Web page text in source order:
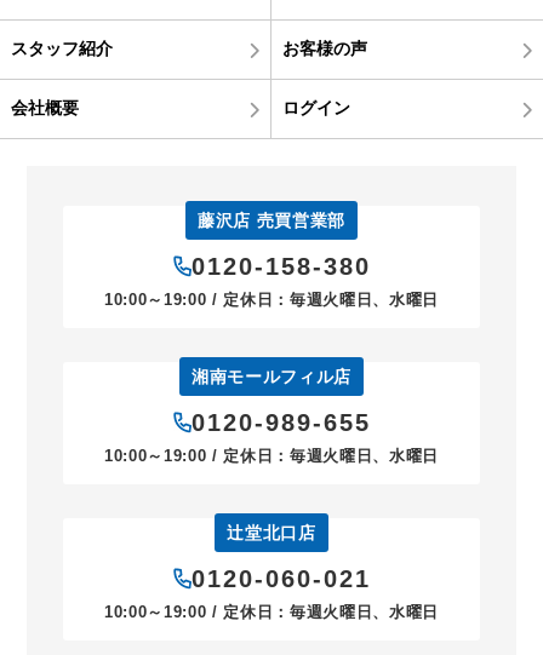
スタッフ紹介 お客様の声
会社概要 ログイン
藤沢店 売買営業部
0120-158-380
10:00～19:00 / 定休日：毎週火曜日、水曜日
湘南モールフィル店
0120-989-655
10:00～19:00 / 定休日：毎週火曜日、水曜日
辻堂北口店
0120-060-021
10:00～19:00 / 定休日：毎週火曜日、水曜日